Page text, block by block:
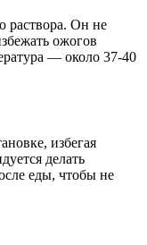
раствора. Он не
ожогов
— около 37-40
избегая
делать
еды, чтобы не